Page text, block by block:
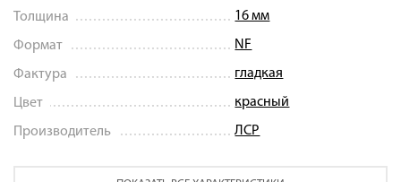
Толщина 16 мм
Формат NF
Фактура гладкая
Цвет красный
Производитель ЛСР